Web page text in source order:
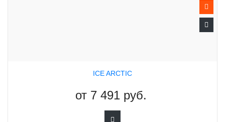
ICE ARCTIC
от 7 491 руб.